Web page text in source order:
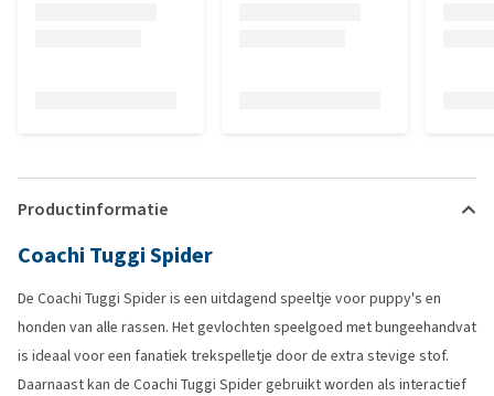
Productinformatie
Coachi Tuggi Spider
De Coachi Tuggi Spider is een uitdagend speeltje voor puppy's en
honden van alle rassen. Het gevlochten speelgoed met bungeehandvat
is ideaal voor een fanatiek trekspelletje door de extra stevige stof.
Daarnaast kan de Coachi Tuggi Spider gebruikt worden als interactief